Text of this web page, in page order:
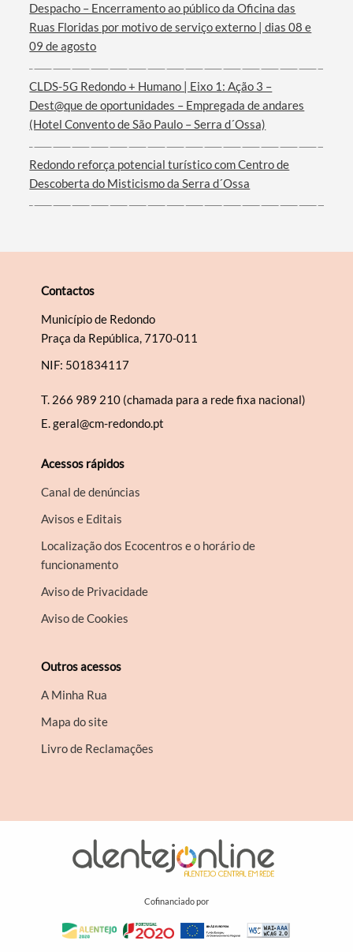
Categorias gerais
Filtros
Despacho – Encerramento ao público da Oficina das
Ruas Floridas por motivo de serviço externo | dias 08 e
09 de agosto
CLDS-5G Redondo + Humano | Eixo 1: Ação 3 –
Dest@que de oportunidades – Empregada de andares
(Hotel Convento de São Paulo – Serra d´Ossa)
Redondo reforça potencial turístico com Centro de
Descoberta do Misticismo da Serra d´Ossa
Contactos
Município de Redondo
Praça da República, 7170-011
NIF: 501834117
T. 266 989 210 (chamada para a rede fixa nacional)
E.geral@cm-redondo.pt
Acessos rápidos
Canal de denúncias
Avisos e Editais
Localização dos Ecocentros e o horário de
funcionamento
Aviso de Privacidade
Aviso de Cookies
Outros acessos
A Minha Rua
Mapa do site
Livro de Reclamações
Cofinanciado por